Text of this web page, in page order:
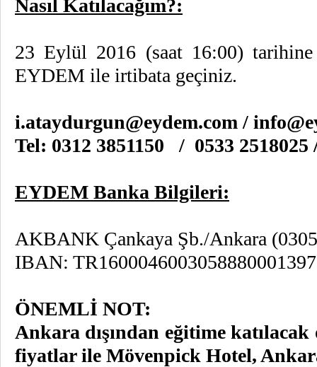
Nasıl Katılacağım?:
23 Eylül 2016 (saat 16:00)
EYDEM ile irtibata geçiniz.
i.ataydurgun@eydem.com /
Tel: 0312 3851150 / 0533 2518025
EYDEM Banka Bilgileri:
AKBANK Çankaya Şb./Ankara
IBAN:
ÖNEMLİ NOT:
Ankara dışından eğitime
fiyatlar ile Mövenpick Hotel,